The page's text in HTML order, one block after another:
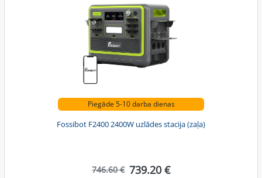
Piegāde 5-10 darba dienas
Fossibot F2400 2400W uzlādes stacija (zaļa)
746.60 € 739.20 €